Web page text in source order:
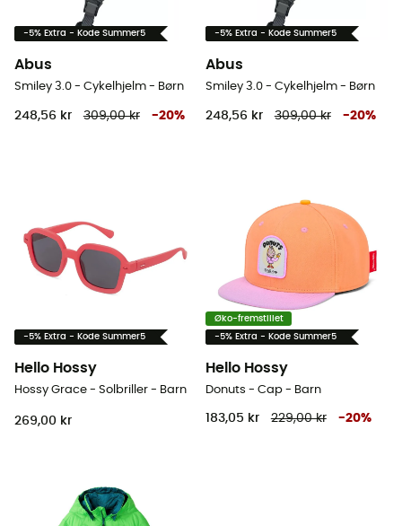
-5% Extra - Kode Summer5
Abus
Smiley 3.0 - Cykelhjelm - Børn
248,56 kr 309,00 kr -20%
-5% Extra - Kode Summer5
Abus
Smiley 3.0 - Cykelhjelm - Børn
248,56 kr 309,00 kr -20%
-5% Extra - Kode Summer5
Hello Hossy
Hossy Grace - Solbriller - Barn
269,00 kr
Øko-fremstillet
-5% Extra - Kode Summer5
Hello Hossy
Donuts - Cap - Barn
183,05 kr 229,00 kr -20%